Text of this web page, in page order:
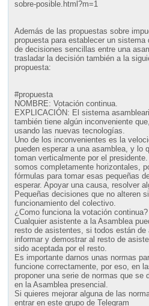
sobre-posible.html?m=1
Además de las propuestas sobre
propuesta para establecer un
de decisiones sencillas entre una
trasladar la decisión también a la
propuesta:
#propuesta
NOMBRE: Votación continua.
EXPLICACIÓN: El sistema
también tiene algún inconveniente
usando las nuevas tecnologías.
Uno de los inconvenientes es la
pueden esperar a una asamblea, y lo
toman verticalmente por el
somos completamente horizontales,
fórmulas para tomar esas pequeñas
esperar. Apoyar una causa, resolver
Pequeñas decisiones que no alteren
funcionamiento del colectivo.
¿Como funciona la votación continua?
Cualquier asistente a la Asamblea
resto de asistentes, si todos están de
informar y demostrar al resto de
sido aceptada por el resto.
Es importante darnos unas normas
funcione correctamente, por eso, en
proponer una serie de normas que se
en la Asamblea presencial.
Si quieres mejorar alguna de las
entrar en este grupo de Telegram